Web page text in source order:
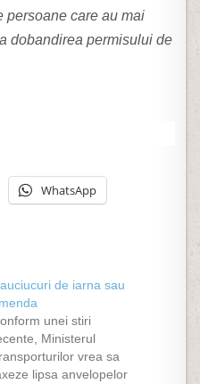
persoane care au mai
dobandirea permisului de
WhatsApp
de iarna sau
unei stiri
Ministerul
vrea sa
lipsa anvelopelor